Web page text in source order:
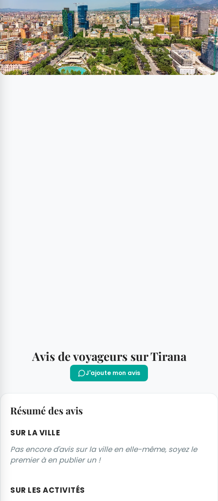
Avis de voyageurs sur Tirana
J'ajoute mon avis
Résumé des avis
SUR LA VILLE
Pas encore d'avis sur la ville en elle-même, soyez le
premier à en publier un !
SUR LES ACTIVITÉS